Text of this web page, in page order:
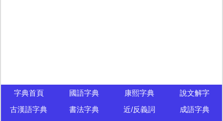
字典首頁 國語字典 康熙字典
說文解字
古漢語字典
書法字典 近/反義詞 成語字典